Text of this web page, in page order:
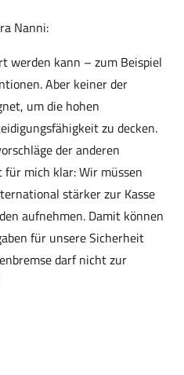
Nanni:
werden kann – zum Beispiel
Aber keiner der
um die hohen
zu decken.
der anderen
für mich klar: Wir müssen
stärker zur Kasse
aufnehmen. Damit können
für unsere Sicherheit
darf nicht zur